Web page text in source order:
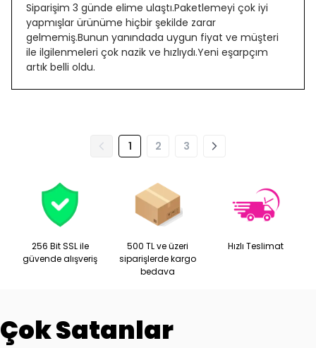
Siparişim 3 günde elime ulaştı.Paketlemeyi çok iyi
yapmışlar ürünüme hiçbir şekilde zarar
gelmemiş.Bunun yanındada uygun fiyat ve müşteri
ile ilgilenmeleri çok nazik ve hızlıydı.Yeni eşarpçım
artık belli oldu.
1 2 3
256 Bit SSL ile
güvende alışveriş
500 TL ve üzeri
siparişlerde kargo
bedava
Hızlı Teslimat
Çok Satanlar